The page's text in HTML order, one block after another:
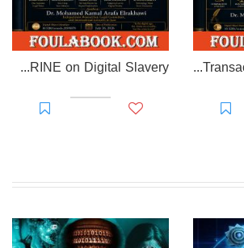
EL RAKHAWI MIND on the Doctrine of Simulation and Sham Transactions in Civil Law
EL-RAKHAWI DOCTRINE on Digital Slavery